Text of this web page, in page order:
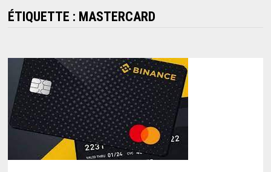
ÉTIQUETTE : MASTERCARD